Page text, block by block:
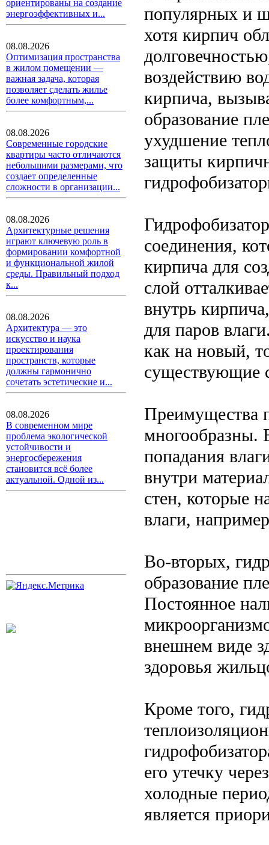
ориентированы на создание
энергоэффективных и...
08.08.2026
Оптимизация пространства
в жилом помещении —
важная задача, которая
позволяет сделать жилье
более комфортным,...
08.08.2026
Современные городские
квартиры часто отличаются
небольшими размерами, что
создает определенные
сложности в организации...
08.08.2026
Архитектурные решения
играют ключевую роль в
формировании комфортной
и функциональной жилой
среды. Правильный подход
к...
08.08.2026
Архитектура — это
искусство и наука
проектирования
пространств, которые
должны гармонично
сочетать эстетические и...
08.08.2026
В современном мире
проблема экологической
устойчивости и
энергосбережения
становится всё более
актуальной. Одной из...
популярных и
хотя кирпич
воздействию
кирпича,
образование
ухудшение
защиты
соединения,
кирпича для
слой
внутрь
для паров
как на новый,
существующие
Преимущества
многообразны.
попадания
внутри
стен, которые
влаги,
Во-вторых,
образование
Постоянное
внешнем виде
здоровья
Кроме того,
его утечку
холодные
является